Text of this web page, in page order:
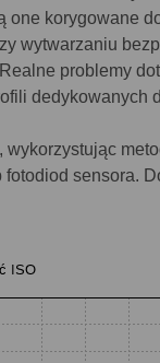
one korygowane
wytwarzaniu
problemy
dedykowanych
wykorzystując
sensora.